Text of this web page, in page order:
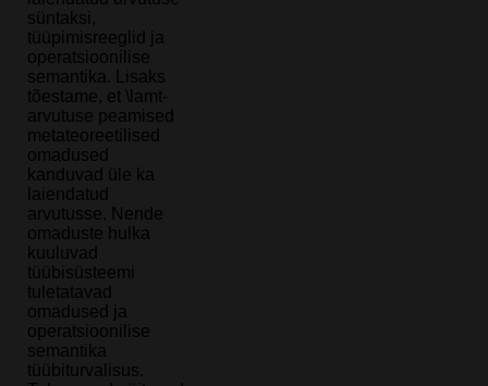
süntaksi,
tüüpimisreeglid ja
operatsioonilise
semantika. Lisaks
tõestame, et \lamt-
arvutuse peamised
metateoreetilised
omadused
kanduvad üle ka
laiendatud
arvutusse. Nende
omaduste hulka
kuuluvad
tüübisüsteemi
tuletatavad
omadused ja
operatsioonilise
semantika
tüübiturvalisus.